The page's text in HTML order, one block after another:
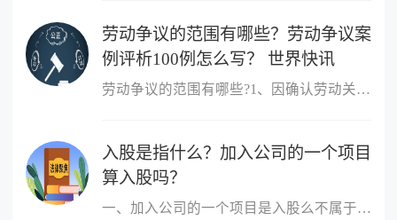
劳动争议的范围有哪些？劳动争议案
例评析100例怎么写？ 世界快讯
劳动争议的范围有哪些?1、因确认劳动关系发生的争议;2、因订立、履
入股是指什么？加入公司的一个项目
算入股吗？
一、加入公司的一个项目是入股么不属于，入股是指公司成立后，原始